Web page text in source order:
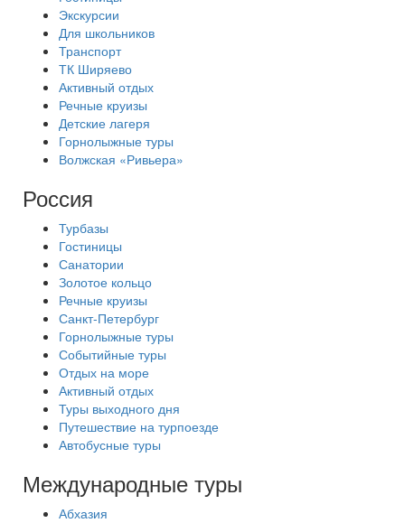
Экскурсии
Для школьников
Транспорт
ТК Ширяево
Активный отдых
Речные круизы
Детские лагеря
Горнолыжные туры
Волжская «Ривьера»
Россия
Турбазы
Гостиницы
Санатории
Золотое кольцо
Речные круизы
Санкт-Петербург
Горнолыжные туры
Событийные туры
Отдых на море
Активный отдых
Туры выходного дня
Путешествие на турпоезде
Автобусные туры
Международные туры
Абхазия